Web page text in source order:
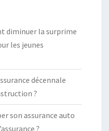
diminuer la surprime
les jeunes
décennale
?
son assurance auto
?